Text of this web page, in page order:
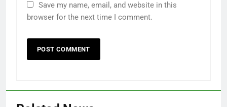
Save my name, email, and website in this
browser for the next time I comment.